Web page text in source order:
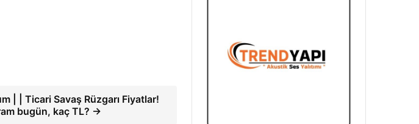
| | Ticari Savaş Rüzgarı Fiyatlar!
bugün, kaç TL? →